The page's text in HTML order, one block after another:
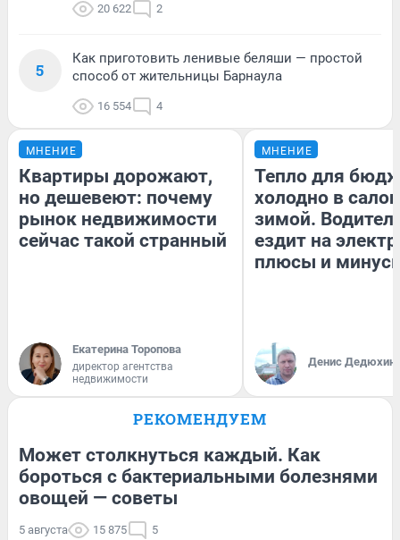
20 622 2
5
Как приготовить ленивые беляши — простой
способ от жительницы Барнаула
16 554 4
МНЕНИЕ
Квартиры дорожают,
но дешевеют: почему
рынок недвижимости
сейчас такой странный
Екатерина Торопова
директор агентства
недвижимости
МНЕНИЕ
Тепло для
холодно в
зимой.
ездит на
плюсы и
Денис Дедюхин
РЕКОМЕНДУЕМ
Может столкнуться каждый. Как
бороться с бактериальными болезнями
овощей — советы
5 августа 15 875 5